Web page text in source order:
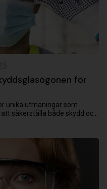
för
unika utmaningar som
säkerställa både skydd och